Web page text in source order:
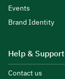
Events
Brand Identity
Help & Support
Contact us